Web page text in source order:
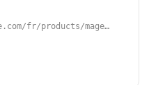
aussi d’assurer une
https://business.adobe.com/fr/products/magento/open-source.html